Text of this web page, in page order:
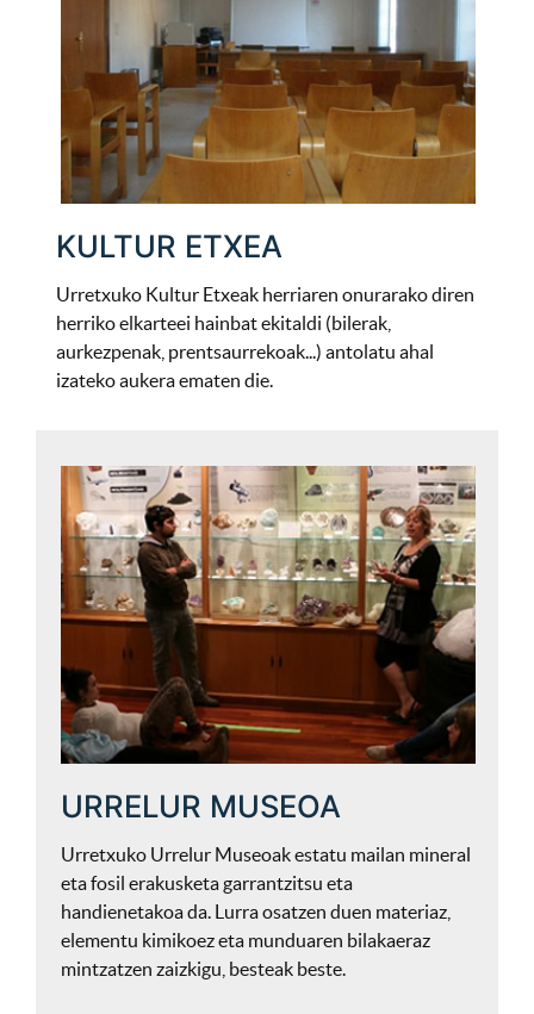
KULTUR ETXEA
Urretxuko Kultur Etxeak herriaren onurarako diren
herriko elkarteei hainbat ekitaldi (bilerak,
aurkezpenak, prentsaurrekoak...) antolatu ahal
izateko aukera ematen die.
URRELUR MUSEOA
Urretxuko Urrelur Museoak estatu mailan mineral
eta fosil erakusketa garrantzitsu eta
handienetakoa da. Lurra osatzen duen materiaz,
elementu kimikoez eta munduaren bilakaeraz
mintzatzen zaizkigu, besteak beste.